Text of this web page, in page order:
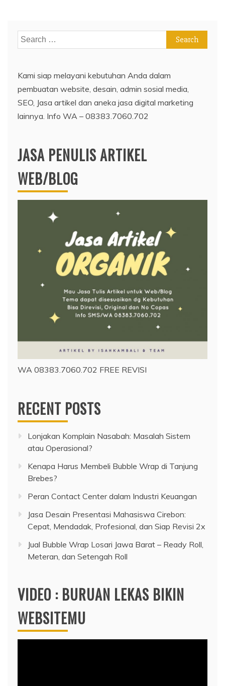
Search
for:
Kami siap melayani kebutuhan Anda dalam
pembuatan website, desain, admin sosial media,
SEO, Jasa artikel dan aneka jasa digital marketing
lainnya. Info WA – 08383.7060.702
JASA PENULIS ARTIKEL
WEB/BLOG
WA 08383.7060.702 FREE REVISI
RECENT POSTS
Lonjakan Komplain Nasabah: Masalah Sistem
atau Operasional?
Kenapa Harus Membeli Bubble Wrap di Tanjung
Brebes?
Peran Contact Center dalam Industri Keuangan
Jasa Desain Presentasi Mahasiswa Cirebon:
Cepat, Mendadak, Profesional, dan Siap Revisi 2x
Jual Bubble Wrap Losari Jawa Barat – Ready Roll,
Meteran, dan Setengah Roll
VIDEO : BURUAN LEKAS BIKIN
WEBSITEMU